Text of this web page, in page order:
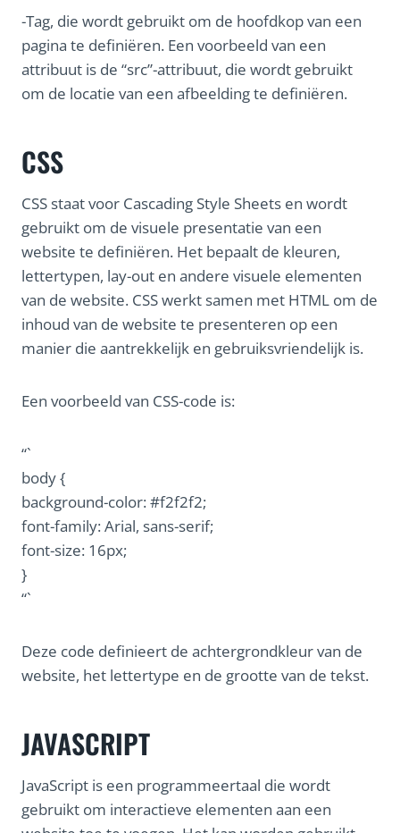
-Tag, die wordt gebruikt om de hoofdkop van een
pagina te definiëren. Een voorbeeld van een
attribuut is de “src”-attribuut, die wordt gebruikt
om de locatie van een afbeelding te definiëren.
CSS
CSS staat voor Cascading Style Sheets en wordt
gebruikt om de visuele presentatie van een
website te definiëren. Het bepaalt de kleuren,
lettertypen, lay-out en andere visuele elementen
van de website. CSS werkt samen met HTML om de
inhoud van de website te presenteren op een
manier die aantrekkelijk en gebruiksvriendelijk is.
Een voorbeeld van CSS-code is:
“`
body {
background-color: #f2f2f2;
font-family: Arial, sans-serif;
font-size: 16px;
}
“`
Deze code definieert de achtergrondkleur van de
website, het lettertype en de grootte van de tekst.
JAVASCRIPT
JavaScript is een programmeertaal die wordt
gebruikt om interactieve elementen aan een